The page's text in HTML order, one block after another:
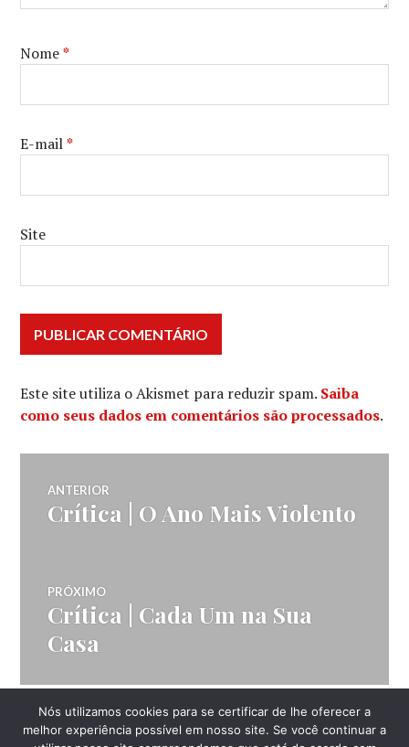
Nome*
E-mail*
Site
Este site utiliza o Akismet para reduzir spam. Saiba
como seus dados em comentários são processados.
Navegação
de
Post
ANTERIOR
Post
Crítica | O Ano Mais Violento
PRÓXIMO
Próximo
post:
Crítica | Cada Um na Sua
Casa
LATERAL
Nós utilizamos cookies para se certificar de lhe oferecer a
melhor experiência possível em nosso site. Se você continuar a